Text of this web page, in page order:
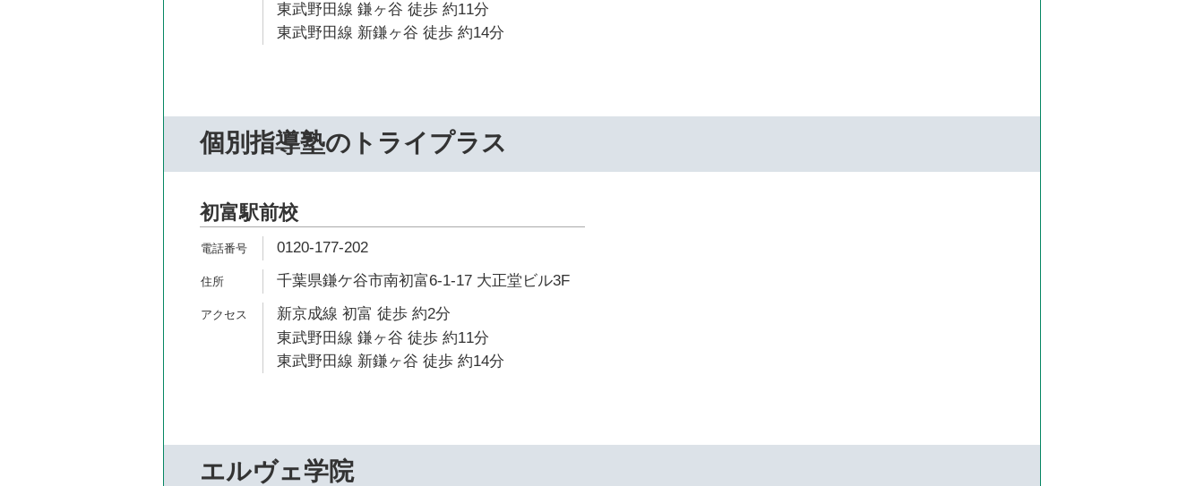
東武野田線 鎌ヶ谷 徒歩 約11分
東武野田線 新鎌ヶ谷 徒歩 約14分
個別指導塾のトライプラス
初富駅前校
0120-177-202
千葉県鎌ケ谷市南初富6-1-17 大正堂ビル3F
新京成線 初富 徒歩 約2分
東武野田線 鎌ヶ谷 徒歩 約11分
東武野田線 新鎌ヶ谷 徒歩 約14分
エルヴェ学院